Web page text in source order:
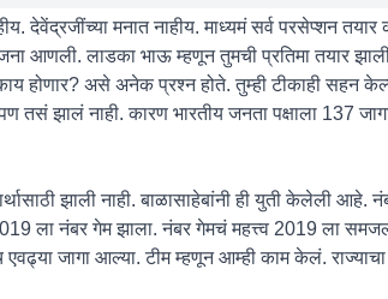
देवेंद्रजींच्या मनात नाहीय. माध्यमं सर्व परसेप्शन
आणली. लाडका भाऊ म्हणून तुमची प्रतिमा तयार
होणार? असे अनेक प्रश्न होते. तुम्ही टीकाही सहन
तसं झालं नाही. कारण भारतीय जनता पक्षाला 137
झाली नाही. बाळासाहेबांनी ही युती केलेली
ला नंबर गेम झाला. नंबर गेमचं महत्त्व 2019 ला
एवढ्या जागा आल्या. टीम म्हणून आम्ही काम केलं.